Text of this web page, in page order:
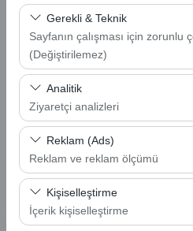
Gerekli & Teknik
Sayfanın çalışması için zorunlu
(Değiştirilemez)
Bu çerezler sitenin doğru şekilde
oturum yönetimi ve temel
dışı bırakılamaz.
Analitik
Ziyaretçi analizleri
Bu çerezler, sitemizin nasıl
en çok ziyaret edilen sayfalar,
analiz etmemizi sağlar. Bu
performansını ölçmek ve
iyileştirmek için kullanılır.
Reklam (Ads)
Reklam ve reklam ölçümü
Bu çerezler, size ilgi alanlarınıza
reklamlar göstermemize ve
etkinliğini (gösterim sayısı,
Kişiselleştirme
İçerik kişiselleştirme
RENAULT Megane 1.3 Tce Joy
RENAULT Megane
RENAULT Megane 1.3 Tce Joy